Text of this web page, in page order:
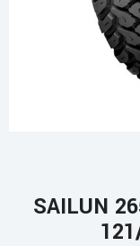
SAILUN